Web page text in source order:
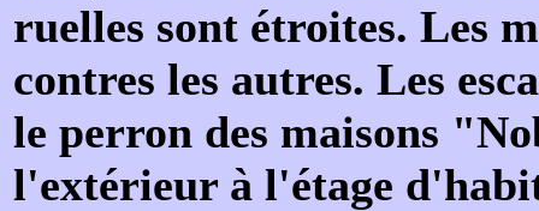
ruelles sont étroites. Les
contres les autres. Les
le perron des maisons
l'extérieur à l'étage